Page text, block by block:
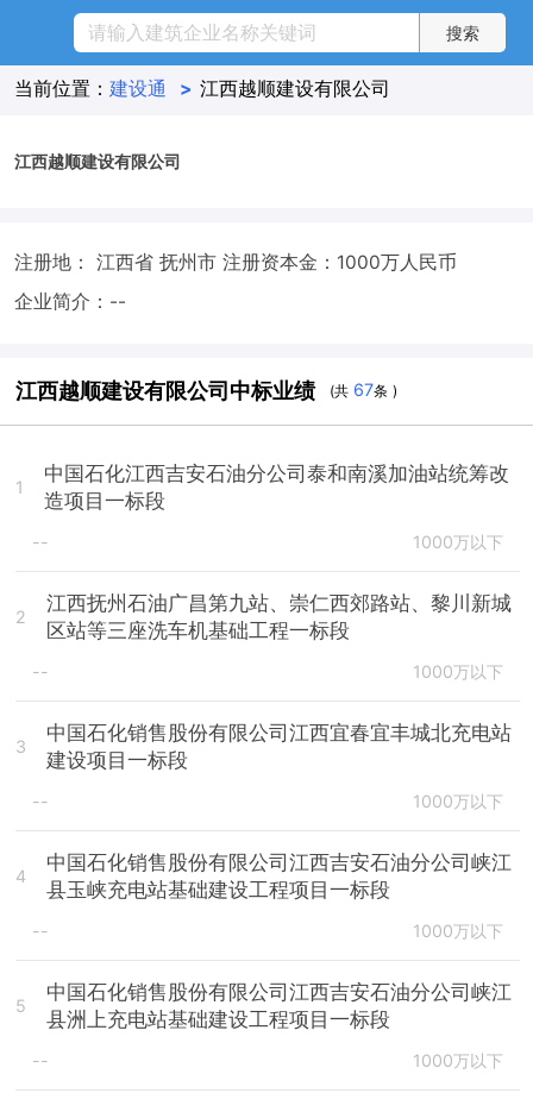
当前位置： 建设通 > 江西越顺建设有限公司
江西越顺建设有限公司
注册地： 江西省 抚州市 注册资本金：1000万人民币
企业简介：--
江西越顺建设有限公司中标业绩 (共 67条 )
1
中国石化江西吉安石油分公司泰和南溪加油站统筹改
造项目一标段
-- 1000万以下
2
江西抚州石油广昌第九站、崇仁西郊路站、黎川新城
区站等三座洗车机基础工程一标段
-- 1000万以下
3
中国石化销售股份有限公司江西宜春宜丰城北充电站
建设项目一标段
-- 1000万以下
4
中国石化销售股份有限公司江西吉安石油分公司峡江
县玉峡充电站基础建设工程项目一标段
-- 1000万以下
5
中国石化销售股份有限公司江西吉安石油分公司峡江
县洲上充电站基础建设工程项目一标段
-- 1000万以下